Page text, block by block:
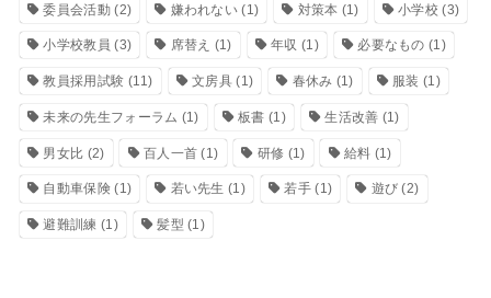
委員会活動(2) 嫌われない (1) 対策本 (1) 小学校 (3)
小学校教員 (3) 席替え (1) 年収 (1) 必要なもの (1)
教員採用試験 (11) 文房具 (1) 春休み (1) 服装 (1)
未来の先生フォーラム (1) 板書 (1) 生活改善 (1)
男女比 (2) 百人一首 (1) 研修 (1) 給料 (1)
自動車保険(1) 若い先生 (1) 若手(1) 遊び (2)
避難訓練 (1) 髪型 (1)